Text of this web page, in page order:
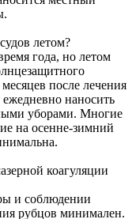
летом?
года, но летом
после лечения
ежедневно наносить
уборами. Многие
на осенне-зимний
коагуляции
и соблюдении
рубцов минимален.